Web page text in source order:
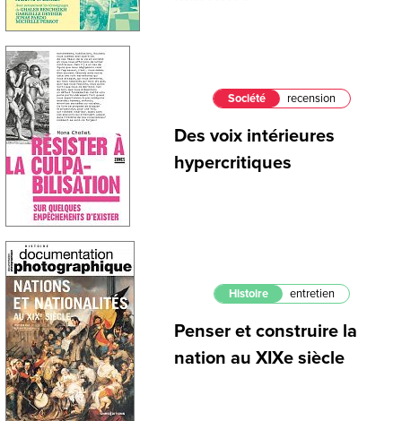
Société recension
Des voix intérieures
hypercritiques
Histoire entretien
Penser et construire la
nation au XIXe siècle